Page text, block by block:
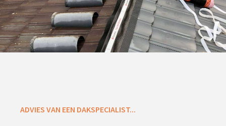
ADVIES VAN EEN DAKSPECIALIST...